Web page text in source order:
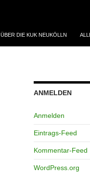
ÜBER DIE KUK NEUKÖLLN
ANMELDEN
Anmelden
Eintrags-Feed
Kommentar-Feed
WordPress.org